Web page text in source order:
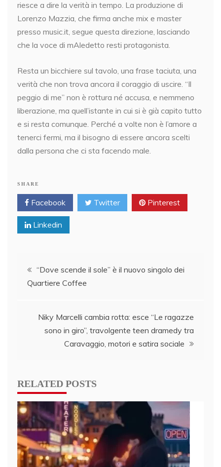
riesce a dire la verità in tempo. La produzione di
Lorenzo Mazzia, che firma anche mix e master
presso music.it, segue questa direzione, lasciando
che la voce di mAledetto resti protagonista.
Resta un bicchiere sul tavolo, una frase taciuta, una
verità che non trova ancora il coraggio di uscire. “Il
peggio di me” non è rottura né accusa, e nemmeno
liberazione, ma quell’istante in cui si è già capito tutto
e si resta comunque. Perché a volte non è l’amore a
tenerci fermi, ma il bisogno di essere ancora scelti
dalla persona che ci sta facendo male.
SHARE
Facebook Twitter Pinterest
Linkedin
Post
navigation
“Dove scende il sole” è il nuovo singolo dei
Quartiere Coffee
Niky Marcelli cambia rotta: esce “Le ragazze
sono in giro”, travolgente teen dramedy tra
Caravaggio, motori e satira sociale
RELATED POSTS